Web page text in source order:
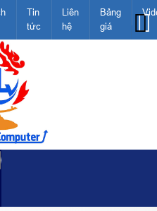
Tin
tức
Liên
hệ
Bảng
giá